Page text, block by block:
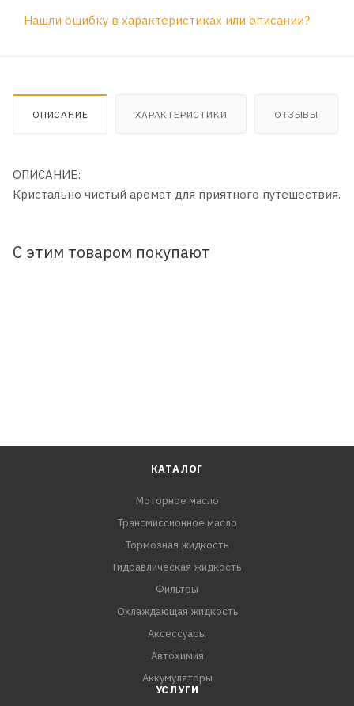
Нашли ошибку в характеристиках или описании?
ОПИСАНИЕ ХАРАКТЕРИСТИКИ ОТЗЫВЫ
ОПИСАНИЕ:
Кристально чистый аромат для приятного путешествия.
С этим товаром покупают
КАТАЛОГ
Моторное масло
Трансмиссионное масло
Тормозная жидкость
Гидравлическая жидкость
Фильтры
Охлаждающая жидкость
Аксессуары
Автохимия
Аккумуляторы
УСЛУГИ